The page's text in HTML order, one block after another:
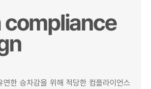
연한 승차감을 위해 적당한 컴플라이언스